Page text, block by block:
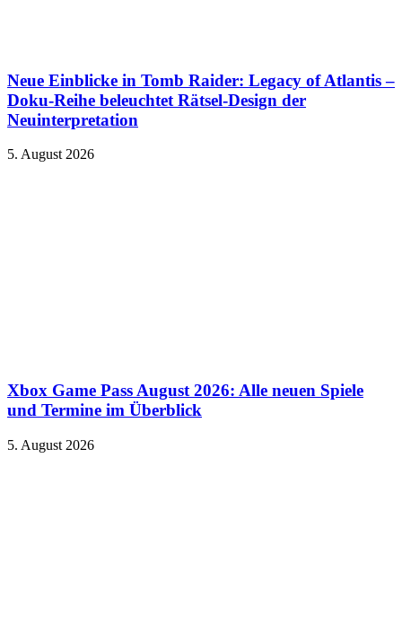
Neue Einblicke in Tomb Raider: Legacy of Atlantis –
Doku-Reihe beleuchtet Rätsel-Design der
Neuinterpretation
5. August 2026
Xbox Game Pass August 2026: Alle neuen Spiele
und Termine im Überblick
5. August 2026